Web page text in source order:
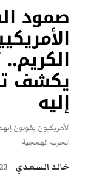
صمود
الكريم..
يكشف
إليه
الأمريكيون يقولون
الحرب الهمجية
خالد السعدي 23 نوفمبر، 2023